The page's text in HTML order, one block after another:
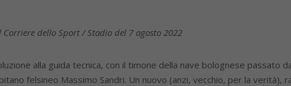
dello Sport / Stadio del 7 agosto 2022
alla guida tecnica, con il timone della nave bolognese passato
felsineo Massimo Sandri. Un nuovo (anzi, vecchio, per la